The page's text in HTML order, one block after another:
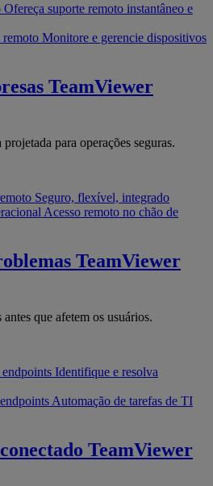
Ofereça suporte remoto instantâneo e
remoto Monitore e gerencie dispositivos
TeamViewer
para operações seguras.
Seguro, flexível, integrado
Acesso remoto no chão de
TeamViewer
que afetem os usuários.
Identifique e resolva
Automação de tarefas de TI
TeamViewer